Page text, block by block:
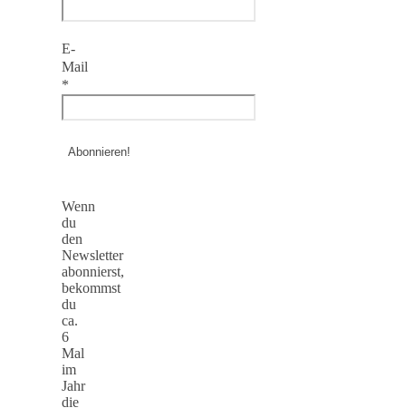
E-
Mail
*
Wenn
du
den
Newsletter
abonnierst,
bekommst
du
ca.
6
Mal
im
Jahr
die